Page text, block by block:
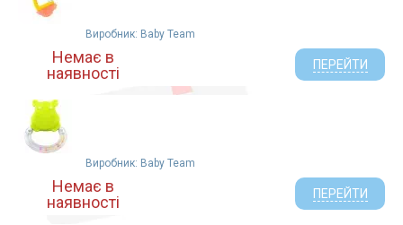
Виробник: Baby Team
Немає в
наявності
ПЕРЕЙТИ
Виробник: Baby Team
Немає в
наявності
ПЕРЕЙТИ